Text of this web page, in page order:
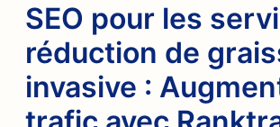
SEO pour les
réduction de
invasive :